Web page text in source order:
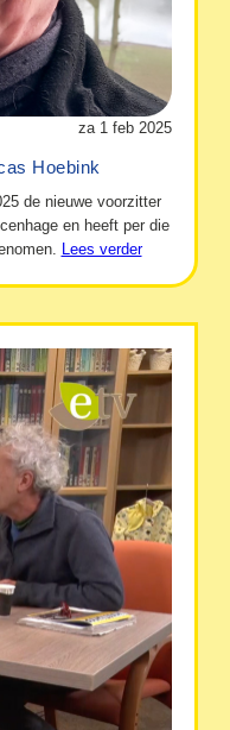
za 1 feb 2025
Hoebink
de nieuwe voorzitter
en heeft per die
Lees verder